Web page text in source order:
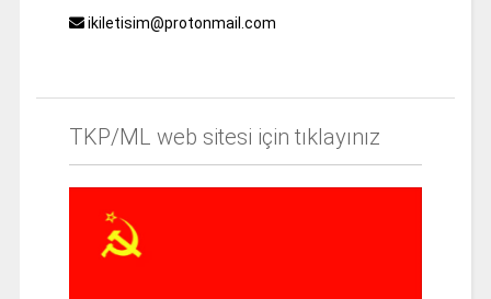
ikiletisim@protonmail.com
TKP/ML web sitesi için tıklayınız